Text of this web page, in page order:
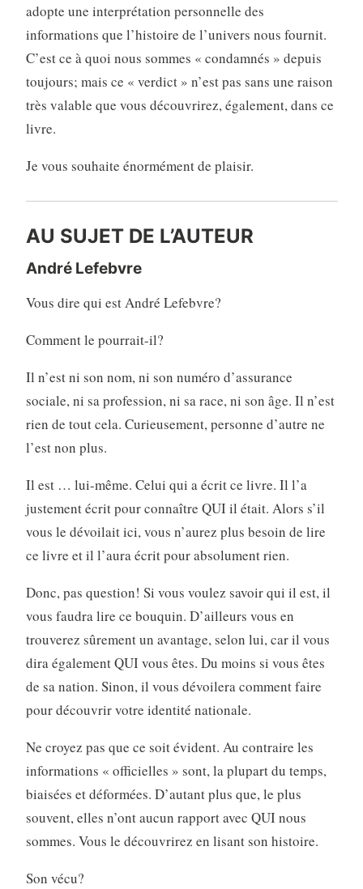
adopte une interprétation personnelle des
informations que l’histoire de l’univers nous fournit.
C’est ce à quoi nous sommes « condamnés » depuis
toujours; mais ce « verdict » n’est pas sans une raison
très valable que vous découvrirez, également, dans ce
livre.
Je vous souhaite énormément de plaisir.
AU SUJET DE L’AUTEUR
André Lefebvre
Vous dire qui est André Lefebvre?
Comment le pourrait-il?
Il n’est ni son nom, ni son numéro d’assurance
sociale, ni sa profession, ni sa race, ni son âge. Il n’est
rien de tout cela. Curieusement, personne d’autre ne
l’est non plus.
Il est … lui-même. Celui qui a écrit ce livre. Il l’a
justement écrit pour connaître QUI il était. Alors s’il
vous le dévoilait ici, vous n’aurez plus besoin de lire
ce livre et il l’aura écrit pour absolument rien.
Donc, pas question! Si vous voulez savoir qui il est, il
vous faudra lire ce bouquin. D’ailleurs vous en
trouverez sûrement un avantage, selon lui, car il vous
dira également QUI vous êtes. Du moins si vous êtes
de sa nation. Sinon, il vous dévoilera comment faire
pour découvrir votre identité nationale.
Ne croyez pas que ce soit évident. Au contraire les
informations « officielles » sont, la plupart du temps,
biaisées et déformées. D’autant plus que, le plus
souvent, elles n’ont aucun rapport avec QUI nous
sommes. Vous le découvrirez en lisant son histoire.
Son vécu?